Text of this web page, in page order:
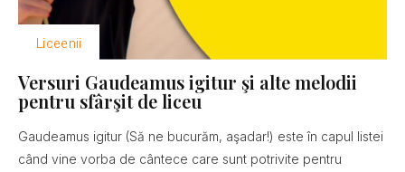
Liceenii
Versuri Gaudeamus igitur şi alte melodii
pentru sfârşit de liceu
Gaudeamus igitur (Să ne bucurăm, aşadar!) este în capul listei
când vine vorba de cântece care sunt potrivite pentru